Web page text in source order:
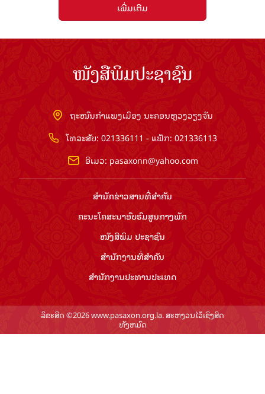
ເພີ່ມເຕີມ
ໜັງສືພິມປະຊາຊົນ
ຖະໜົນກຳແພງເມືອງ ນະຄອນຫຼວງວຽງຈັນ
ໂທລະສັບ: 021336111 - ແຟັກ: 021336113
ອີເມວ: pasaxonn@yahoo.com
ສຳ​ນັກ​ຂ່າວ​ສານ​ທີ່​ສຳ​ຄັນ​
ຄະນະໂຄສະນາອົບຮົມ​ສູນ​ກາງ​ພັກ
ໜັງສືພິມ ປະ​ຊາ​ຊົນ
ສຳ​ນັກ​ງານ​ທີ່​ສຳ​ຄັນ
ສຳ​ນັກ​ງານ​ປະ​ທານ​ປະ​ເທດ
ລິຂະສິດ ©2026 www.pasaxon.org.la. ສະຫງວນໄວ້ເຊິງສິດ
ທັງຫມົດ